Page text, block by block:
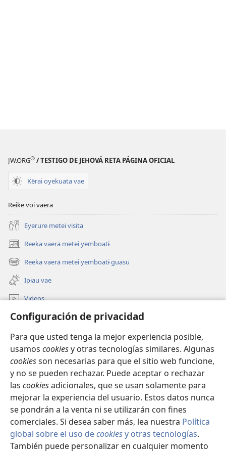
Configuración de privacidad
Para que usted tenga la mejor experiencia posible,
usamos cookiesy otras tecnologías similares. Algunas
cookiesson necesarias para que el sitio web funcione,
y no se pueden rechazar. Puede aceptar o rechazar
las cookiesadicionales, que se usan solamente para
mejorar la experiencia del usuario. Estos datos nunca
se pondrán a la venta ni se utilizarán con fines
comerciales. Si desea saber más, lea nuestra Política
global sobre el uso decookiesy otras tecnologías.
También puede personalizar en cualquier momento
JW.ORG® / TESTIGO DE JEHOVÁ RETA PÁGINA OFICIAL
Kërai oyekuata vae
Reike voi vaerä
Eyerure metei visita
Reeka vaerä metei yemboatɨ
(abre
una
nueva
ventana)
Reeka vaerä metei yemboatɨ guasu
(abre
una
nueva
ventana)
Ipɨau vae
Videos
Eeka
Oremborɨ vaerä korepoti ndive
(abre
nueva
ventana)
BIBLIOTECA EN LÍNEA Watchtower™
(abre
una
nueva
ventana)
JW Hub ®
(abre
una
nueva
ventana)
Copyright© 2026 Watch Tower Bible and Tract Society of Pennsylvania.